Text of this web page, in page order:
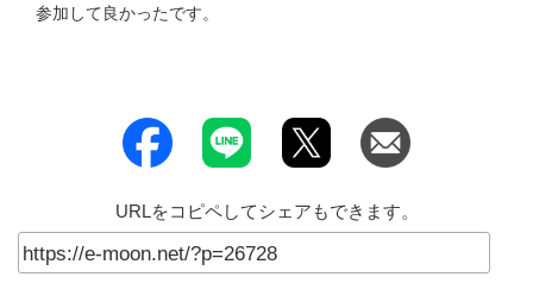
参加して良かったです。
URLをコピペしてシェアもできます。